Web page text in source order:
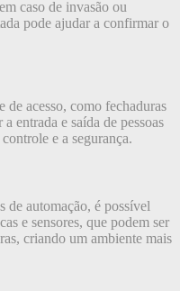
caso de invasão ou
pode ajudar a confirmar o
acesso, como fechaduras
entrada e saída de pessoas
e a segurança.
de automação, é possível
e sensores, que podem ser
criando um ambiente mais